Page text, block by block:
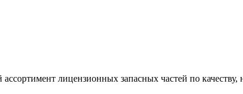
лицензионных запасных частей по